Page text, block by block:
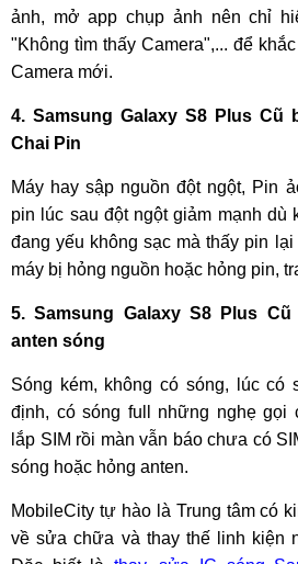
ảnh, mở app chụp ảnh nên chỉ
"Không tìm thấy Camera",... để
Camera mới.
4. Samsung Galaxy S8 Plus Cũ
Chai Pin
Máy hay sập nguồn đột ngột, Pin
pin lúc sau đột ngột giảm mạnh dù
đang yếu không sạc mà thấy pin
máy bị hỏng nguồn hoặc hỏng pin,
5. Samsung Galaxy S8 Plus
anten sóng
Sóng kém, không có sóng, lúc có
định, có sóng full những nghẹ gọi
lắp SIM rồi màn vẫn báo chưa có
sóng hoặc hỏng anten.
MobileCity tự hào là Trung tâm có
về sửa chữa và thay thế linh kiện